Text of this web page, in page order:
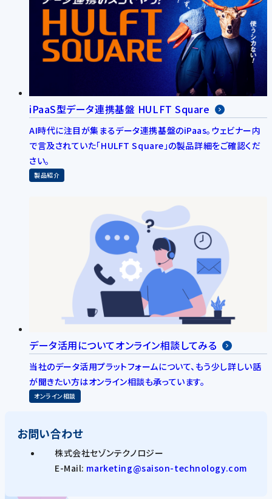
iPaaS型データ連携基盤 HULFT Square
AI時代に注目が集まるデータ連携基盤のiPaas。ウェビナー内
で言及されていた「HULFT Square」の製品詳細をご確認くだ
さい。
製品紹介
データ活用についてオンライン相談してみる
当社のデータ活用プラットフォームについて、もう少し詳しい話
が聞きたい方はオンライン相談も承っています。
オンライン相談
お問い合わせ
株式会社セゾンテクノロジー
E-Mail: marketing@saison-technology.com